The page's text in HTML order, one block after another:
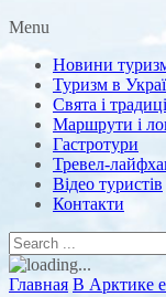
Menu
Новини
Туризм в
Свята і
Маршрути і
Гастротури
Тревел-
Відео туристів
Контакти
Главная В Арктике